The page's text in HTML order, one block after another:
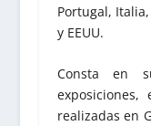
Portugal,
y EEUU.
Consta en
realizadas en